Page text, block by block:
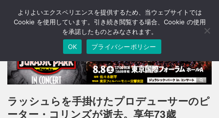
T
o
n
a
v
i
g
ラッシュらを手掛けたプロデューサーのピ
ーター・コリンズが逝去。享年73歳
よりよいエクスペリエンスを提供するため、当ウェブサイトでは
Cookie を使用しています。引き続き閲覧する場合、Cookie の使用
を承諾したものとみなされます。
OK
プライバシーポリシー